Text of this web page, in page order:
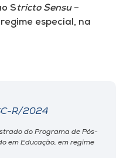
Stricto Sensu –
especial, na
R/2024
do Programa de Pós-
em Educação, em regime